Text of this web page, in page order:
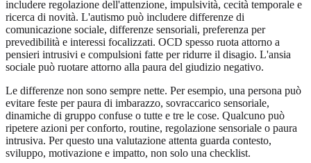
includere regolazione dell'attenzione, impulsività, cecità temporale e
ricerca di novità. L'autismo può includere differenze di
comunicazione sociale, differenze sensoriali, preferenza per
prevedibilità e interessi focalizzati. OCD spesso ruota attorno a
pensieri intrusivi e compulsioni fatte per ridurre il disagio. L'ansia
sociale può ruotare attorno alla paura del giudizio negativo.
Le differenze non sono sempre nette. Per esempio, una persona può
evitare feste per paura di imbarazzo, sovraccarico sensoriale,
dinamiche di gruppo confuse o tutte e tre le cose. Qualcuno può
ripetere azioni per conforto, routine, regolazione sensoriale o paura
intrusiva. Per questo una valutazione attenta guarda contesto,
sviluppo, motivazione e impatto, non solo una checklist.